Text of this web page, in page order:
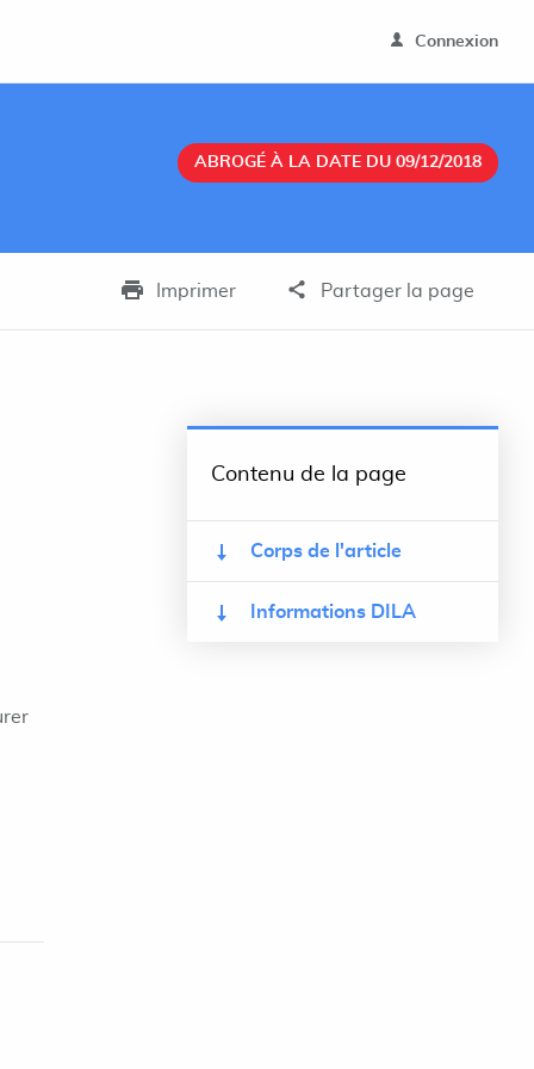
Connexion
ABROGÉ À LA DATE DU 09/12/2018
Imprimer Partager la page
Contenu de la page
Corps de l'article
Informations DILA